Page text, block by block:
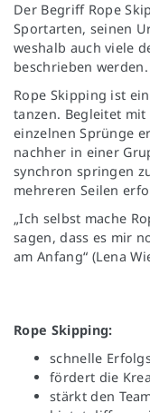
Der Begriff Rope
Sportarten, seinen
weshalb auch viele
beschrieben werden.
Rope Skipping ist
tanzen. Begleitet
einzelnen Sprünge
nachher in einer
synchron springen
mehreren Seilen
„Ich selbst mache
sagen, dass es mir
am Anfang“ (Lena
Rope Skipping:
schnelle
fördert die
stärkt den